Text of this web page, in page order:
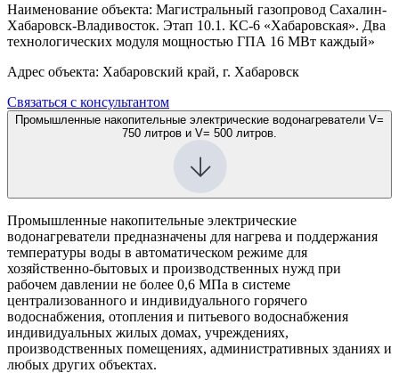
Наименование объекта: Магистральный газопровод Сахалин-
Хабаровск-Владивосток. Этап 10.1. КС-6 «Хабаровская». Два
технологических модуля мощностью ГПА 16 МВт каждый»
Адрес объекта: Хабаровский край, г. Хабаровск
Связаться с консультантом
Промышленные накопительные электрические водонагреватели V=
750 литров и V= 500 литров.
Промышленные накопительные электрические
водонагреватели предназначены для нагрева и поддержания
температуры воды в автоматическом режиме для
хозяйственно-бытовых и производственных нужд при
рабочем давлении не более 0,6 МПа в системе
централизованного и индивидуального горячего
водоснабжения, отопления и питьевого водоснабжения
индивидуальных жилых домах, учреждениях,
производственных помещениях, административных зданиях и
любых других объектах.